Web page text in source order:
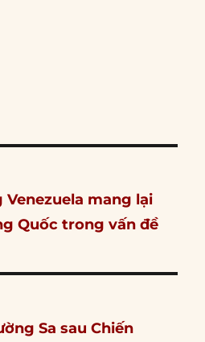
mang lại
Quốc trong vấn đề
Sa sau Chiến